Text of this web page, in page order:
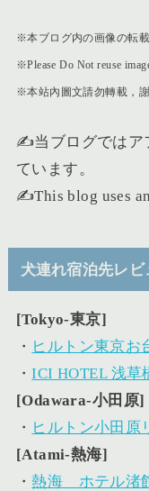
※本ブログ内の画像の転
※Please Do Not reuse
※本站內圖文請勿轉載，謝
✍️当ブログではア
ています。
✍️This blog uses
犬連れ宿泊先レビ
[Tokyo-東京]
・ ヒルトン東京お
・ICI HOTEL 浅草
[Odawara-小田原]
・ ヒルトン小田原
[Atami-熱海]
・熱海 ホテル渚